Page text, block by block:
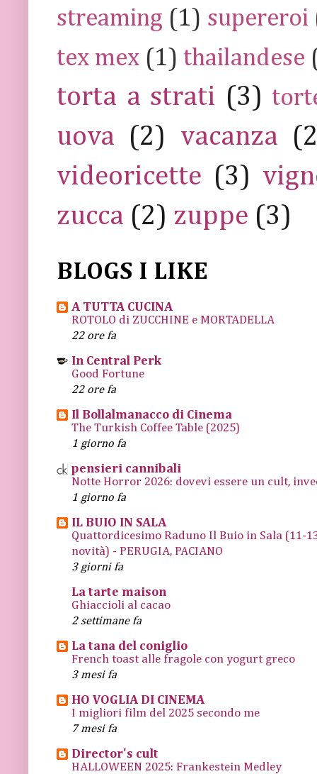
streaming (1) supereroi
tex mex (1) thailandese
torta a strati (3)
uova (2) vacanza
videoricette (3)
zucca (2) zuppe (3)
BLOGS I LIKE
A TUTTA CUCINA
ROTOLO di ZUCCHINE e MORTADELLA
22 ore fa
In Central Perk
Good Fortune
22 ore fa
Il Bollalmanacco di Cinema
The Turkish Coffee Table (2025)
1 giorno fa
pensieri cannibali
Notte Horror 2026: dovevi essere un cult,
1 giorno fa
IL BUIO IN SALA
Quattordicesimo Raduno Il Buio in Sala (11-
novità) - PERUGIA, PACIANO
3 giorni fa
La tarte maison
Ghiaccioli al cacao
2 settimane fa
La tana del coniglio
French toast alle fragole con yogurt greco
3 mesi fa
HO VOGLIA DI CINEMA
I migliori film del 2025 secondo me
7 mesi fa
Director's cult
HALLOWEEN 2025: Frankestein Medley